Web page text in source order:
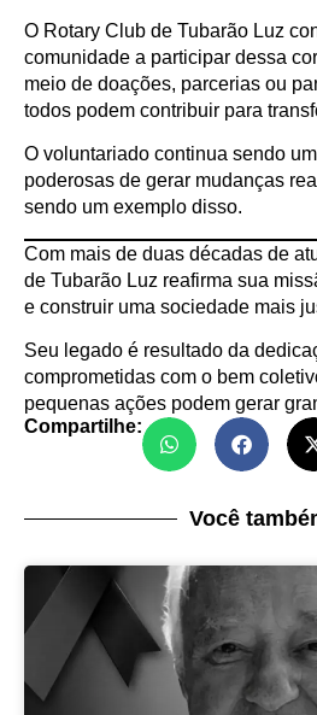
O Rotary Club de Tubarão Luz
comunidade a participar dessa
meio de doações, parcerias ou
todos podem contribuir para
O voluntariado continua sendo
poderosas de gerar mudanças
sendo um exemplo disso.
Com mais de duas décadas de
de Tubarão Luz reafirma sua
e construir uma sociedade mais
Seu legado é resultado da
comprometidas com o bem
pequenas ações podem gerar
Compartilhe:
Você